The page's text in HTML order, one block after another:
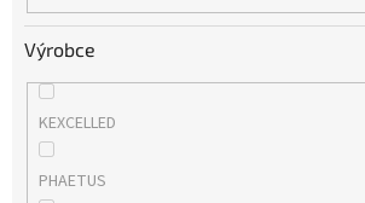
Výrobce
KEXCELLED
PHAETUS